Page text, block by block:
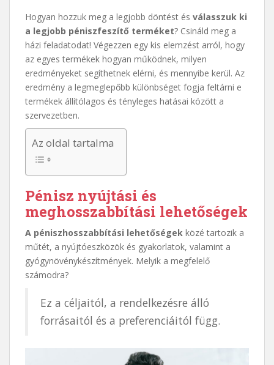
Hogyan hozzuk meg a legjobb döntést és válasszuk ki
a legjobb péniszfeszítő terméket? Csináld meg a
házi feladatodat! Végezzen egy kis elemzést arról, hogy
az egyes termékek hogyan működnek, milyen
eredményeket segíthetnek elérni, és mennyibe kerül. Az
eredmény a legmeglepőbb különbséget fogja feltárni e
termékek állítólagos és tényleges hatásai között a
szervezetben.
Az oldal tartalma
Pénisz nyújtási és
meghosszabbítási lehetőségek
A péniszhosszabbítási lehetőségek közé tartozik a
műtét, a nyújtóeszközök és gyakorlatok, valamint a
gyógynövénykészítmények. Melyik a megfelelő
számodra?
Ez a céljaitól, a rendelkezésre álló
forrásaitól és a preferenciáitól függ.